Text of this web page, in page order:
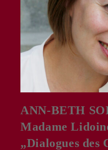
ANN-BETH
Madame
„Dialogues des